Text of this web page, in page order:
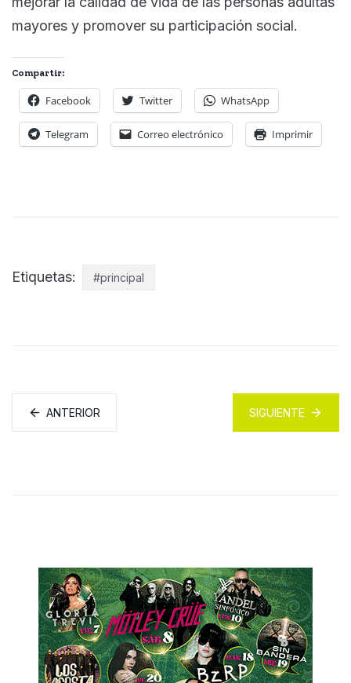
mayores y promover su participación social.
Compartir:
Facebook Twitter WhatsApp
Telegram Correo electrónico Imprimir
Etiquetas: #principal
ANTERIOR SIGUIENTE